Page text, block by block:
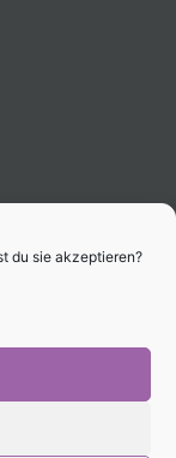
du sie akzeptieren?